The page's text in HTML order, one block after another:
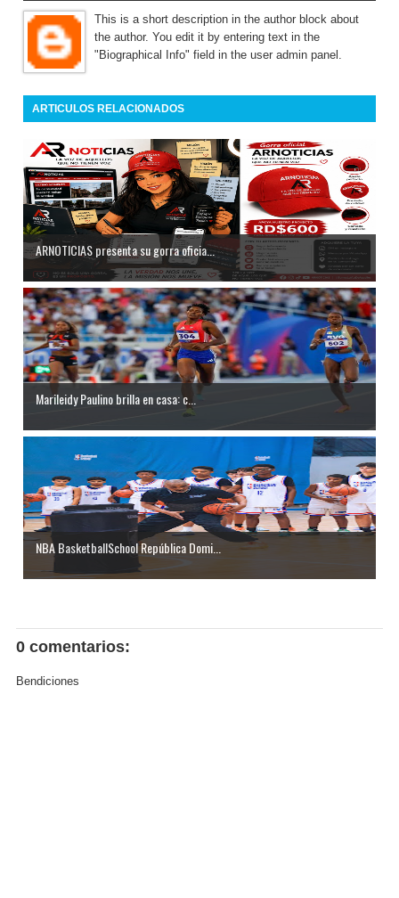
This is a short description in the author block about
the author. You edit it by entering text in the
"Biographical Info" field in the user admin panel.
ARTICULOS RELACIONADOS
ARNOTICIAS presenta su gorra oficia...
Marileidy Paulino brilla en casa: c...
NBA BasketballSchool República Domi...
0 comentarios:
Bendiciones